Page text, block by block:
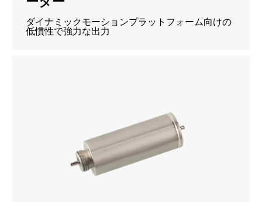
ダイナミックモーションプラットフォーム向けの
低慣性で強力な出力